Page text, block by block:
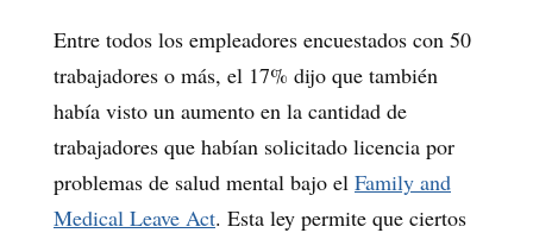
Entre todos los empleadores encuestados con 50
trabajadores o más, el 17% dijo que también
había visto un aumento en la cantidad de
trabajadores que habían solicitado licencia por
problemas de salud mental bajo el Family and
Medical Leave Act. Esta ley permite que ciertos